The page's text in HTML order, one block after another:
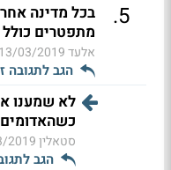
5
.
בכל מדינה
מתפטרים
אלעד13/03/2019 17:15
הגב לתגובה
לא שמענו
סטאלין07:57
הגב